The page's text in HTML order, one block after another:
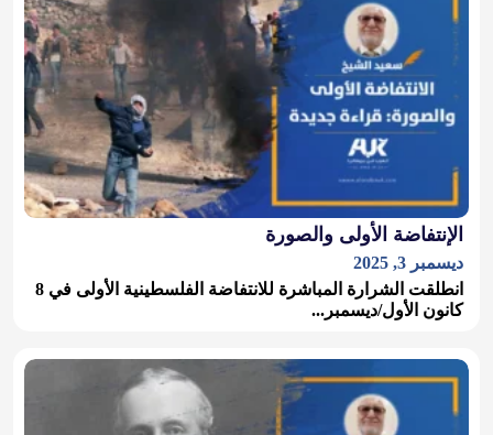
الإنتفاضة الأولى والصورة
ديسمبر 3, 2025
انطلقت الشرارة المباشرة للانتفاضة الفلسطينية الأولى في 8
كانون الأول/ديسمبر...